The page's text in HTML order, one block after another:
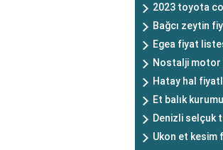
2023 toyota
Bağcı zeytin
Egea fiyat
Nostalji motor
Hatay hal
Et balık
Denizli selçuk
Ukon et kesim